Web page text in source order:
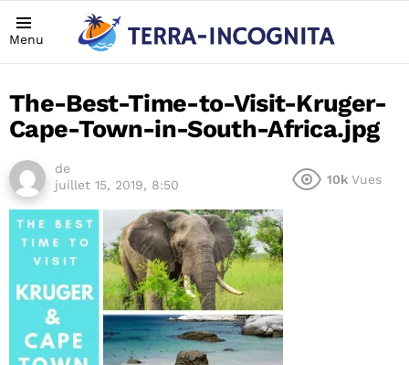
Menu
The-Best-Time-to-Visit-Kruger-
Cape-Town-in-South-Africa.jpg
de
juillet 15, 2019, 8:50
10k Vues